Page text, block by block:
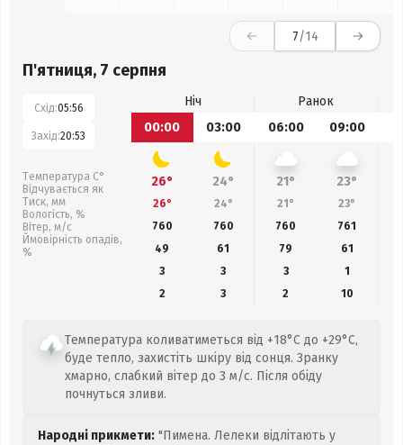
7/14
П'ятниця, 7 серпня
Схід:05:56
Захід:20:53
Температура С°
Відчувається як
Тиск, мм
Вологість, %
Вітер, м/с
Ймовірність опадів,
%
Ніч
Ранок
00:00
03:00 06:00 09:00
26° 24° 21° 23°
26° 24° 21° 23°
760
760 760 761
49
61 79 61
3
3 3
1
2
3 2 10
Температура коливатиметься від +18°C до +29°C,
буде тепло, захистіть шкіру від сонця. Зранку
хмарно, слабкий вітер до 3 м/с. Після обіду
почнуться зливи.
Народні прикмети: "Пимена. Лелеки відлітають у